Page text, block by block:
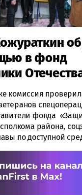
в фонд
комиссия
фонда
района,
по доступной